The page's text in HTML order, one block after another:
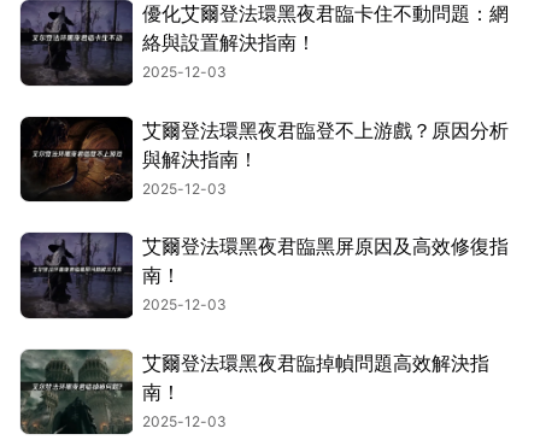
優化艾爾登法環黑夜君臨卡住不動問題：網
絡與設置解決指南！
2025-12-03
艾爾登法環黑夜君臨登不上游戲？原因分析
與解決指南！
2025-12-03
艾爾登法環黑夜君臨黑屏原因及高效修復指
南！
2025-12-03
艾爾登法環黑夜君臨掉幀問題高效解決指
南！
2025-12-03